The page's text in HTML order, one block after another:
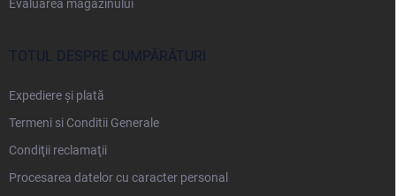
Evaluarea magazinului
TOTUL DESPRE CUMPĂRĂTURI
Expediere și plată
Termeni si Conditii Generale
Condiţii reclamaţii
Procesarea datelor cu caracter personal